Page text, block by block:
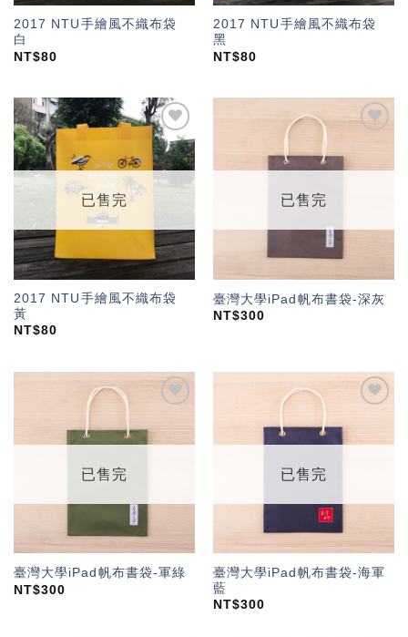
2017 NTU手繪風不織布袋
白
NT$80
2017 NTU手繪風不織布袋
黑
NT$80
加入
「願
望輕
單」
已售完
2017 NTU手繪風不織布袋
黃
NT$80
望輕
已售完
臺灣大學iPad帆布書袋-深灰
NT$300
「願
望輕
已售完
臺灣大學iPad帆布書袋-軍綠
NT$300
望輕
已售完
臺灣大學iPad帆布書袋-海軍
藍
NT$300